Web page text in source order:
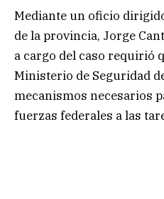
Mediante un oficio
de la provincia, Jorge
a cargo del caso requirió
Ministerio de Seguridad
mecanismos necesarios
fuerzas federales a las